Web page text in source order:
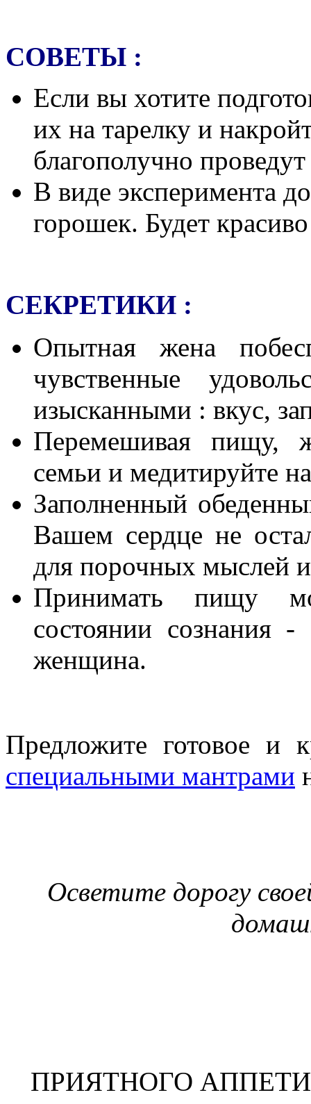
СОВЕТЫ :
Если вы хотите
их на тарелку и
благополучно
В виде эксперимента
горошек. Будет
СЕКРЕТИКИ :
Опытная жена
чувственные
изысканными : вкус,
Перемешивая пищу,
семьи и медитируйте
Заполненный
Вашем сердце не
для порочных мыслей
Принимать пищу
состоянии сознания
женщина.
Предложите готовое и
специальными мантрами
Осветите дорогу
ПРИЯТНОГО